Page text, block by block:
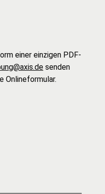
einer einzigen PDF-
senden
Onlineformular.